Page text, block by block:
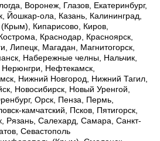
Воронеж, Глазов, Екатеринбург,
Йошкар-ола, Казань, Калининград,
Кипарисово, Киров,
Краснодар, Красноярск,
Липецк, Магадан, Магнитогорск,
Набережные челны, Нальчик,
Нефтекамск,
Нижний Новгород, Нижний Тагил,
Новосибирск, Новый Уренгой,
Орск, Пенза, Пермь,
камчатский, Псков, Пятигорск,
Рязань, Салехард, Самара, Санкт-
Севастополь